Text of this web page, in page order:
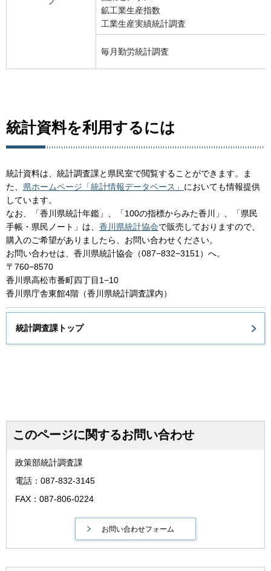
鉱工業生産指数
工業生産実績統計調査
毎月勤労統計調査
統計資料を利用するには
統計資料は、統計調査課と県民室で閲覧することができます。ま
た、 県ホームページ「統計情報データベース」 においても情報提供
しています。
なお、「香川県統計年鑑」、「100の指標からみた香川」、「県民
手帳・県民ノート」は、 香川県統計協会で販売しておりますので、
購入のご希望がありましたら、お問い合わせください。
お問い合わせは、香川県統計協会（087−832−3151）へ。
〒760−8570
香川県高松市番町四丁目1−10
香川県庁舎東館4階（香川県統計調査課内）
統計調査課トップ
このページに関するお問い合わせ
政策部統計調査課
電話：087-832-3145
FAX：087-806-0224